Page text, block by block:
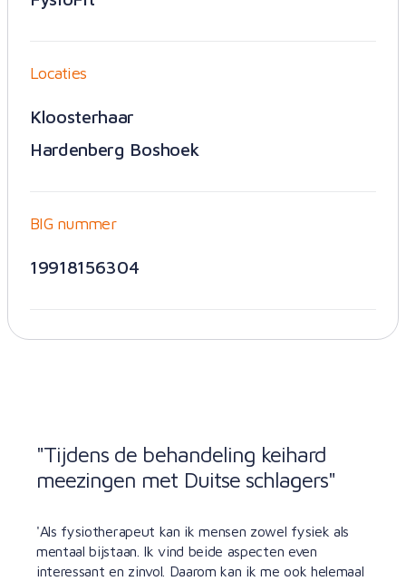
Locaties
Kloosterhaar
Hardenberg Boshoek
BIG nummer
19918156304
"Tijdens de behandeling keihard
meezingen met Duitse schlagers"
'Als fysiotherapeut kan ik mensen zowel fysiek als
mentaal bijstaan. Ik vind beide aspecten even
interessant en zinvol. Daarom kan ik me ook helemaal